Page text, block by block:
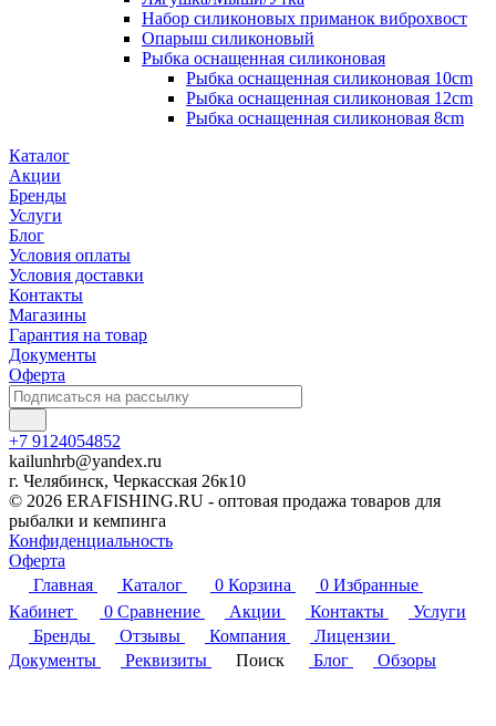
Набор силиконовых приманок виброхвост
Опарыш силиконовый
Рыбка оснащенная силиконовая
Рыбка оснащенная силиконовая 10cm
Рыбка оснащенная силиконовая 12cm
Рыбка оснащенная силиконовая 8cm
Каталог
Акции
Бренды
Услуги
Блог
Условия оплаты
Условия доставки
Контакты
Магазины
Гарантия на товар
Документы
Оферта
+7 9124054852
kailunhrb@yandex.ru
г. Челябинск, Черкасская 26к10
© 2026 ERAFISHING.RU - оптовая продажа товаров для
рыбалки и кемпинга
Конфиденциальность
Оферта
Главная
Каталог 0 Корзина 0 Избранные
Кабинет
0 Сравнение Акции Контакты
Услуги
Бренды
Отзывы Компания
Лицензии
Документы
Реквизиты Поиск Блог Обзоры